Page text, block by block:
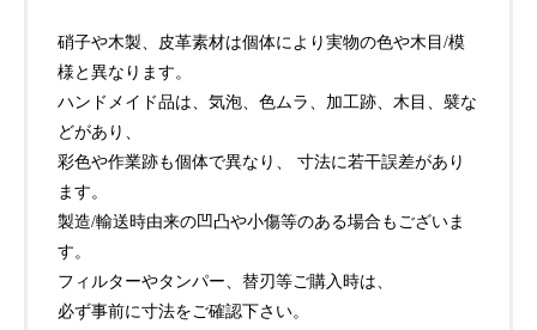
硝子や木製、皮革素材は個体により実物の色や木目/模
様と異なります。
ハンドメイド品は、気泡、色ムラ、加工跡、木目、襞な
どがあり、
彩色や作業跡も個体で異なり、 寸法に若干誤差があり
ます。
製造/輸送時由来の凹凸や小傷等のある場合もございま
す。
フィルターやタンパー、替刃等ご購入時は、
必ず事前に寸法をご確認下さい。